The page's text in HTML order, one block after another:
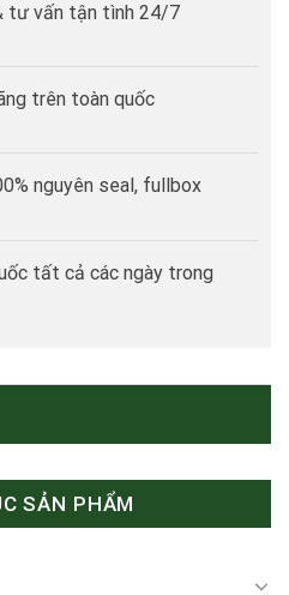
tư vấn tận tình 24/7
trên toàn quốc
nguyên seal, fullbox
tất cả các ngày trong
SẢN PHẨM